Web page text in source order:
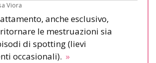
Viora
anche esclusivo,
le mestruazioni sia
di spotting (lievi
occasionali). »